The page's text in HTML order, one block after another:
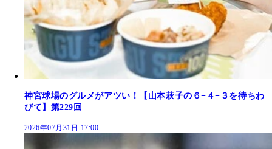
神宮球場のグルメがアツい！【山本萩子の６−４−３を待ちわ
びて】第229回
2026年07月31日 17:00